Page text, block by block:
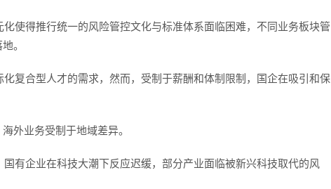
使得推行统一的风险管控文化与标准体系面临困难，不同业务板块管
。
复合型人才的需求，然而，受制于薪酬和体制限制，国企在吸引和保
外业务受制于地域差异。
有企业在科技大潮下反应迟缓，部分产业面临被新兴科技取代的风